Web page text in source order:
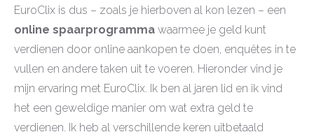
EuroClix is dus – zoals je hierboven al kon lezen – een
online spaarprogramma waarmee je geld kunt
verdienen door online aankopen te doen, enquêtes in te
vullen en andere taken uit te voeren. Hieronder vind je
mijn ervaring met EuroClix. Ik ben al jaren lid en ik vind
het een geweldige manier om wat extra geld te
verdienen. Ik heb al verschillende keren uitbetaald